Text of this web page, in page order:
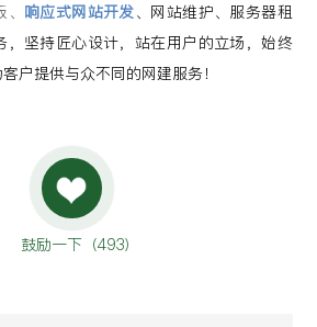
响应式网站开发、网站维护、服务器租
，坚持匠心设计，站在用户的立场，始终
户提供与众不同的网建服务！
鼓励一下（493）